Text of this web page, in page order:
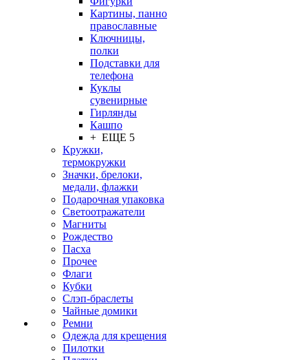
Картины, панно
православные
Ключницы,
полки
Подставки для
телефона
Куклы
сувенирные
Гирлянды
Кашпо
+ ЕЩЕ 5
Кружки,
термокружки
Значки, брелоки,
медали, флажки
Подарочная упаковка
Светоотражатели
Магниты
Рождество
Пасха
Прочее
Флаги
Кубки
Слэп-браслеты
Чайные домики
Ремни
Одежда для крещения
Пилотки